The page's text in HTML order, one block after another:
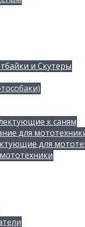
и Скутеры
к саням
для
для